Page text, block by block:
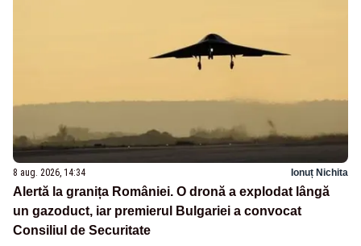
8 aug. 2026, 14:34 Ionuț Nichita
Alertă la granița României. O dronă a explodat lângă
un gazoduct, iar premierul Bulgariei a convocat
Consiliul de Securitate